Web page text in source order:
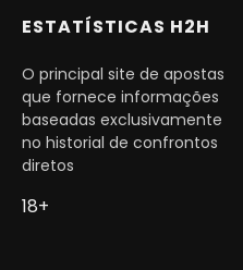
ESTATÍSTICAS H2H
O principal site de apostas
que fornece informações
baseadas exclusivamente
no historial de confrontos
diretos
18+